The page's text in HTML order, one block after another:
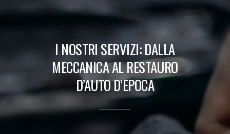
I NOSTRI SERVIZI: DALLA
MECCANICA AL RESTAURO
D’AUTO D’EPOCA